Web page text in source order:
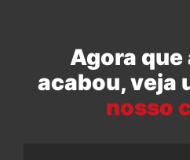
Agora que
acabou, veja
nosso